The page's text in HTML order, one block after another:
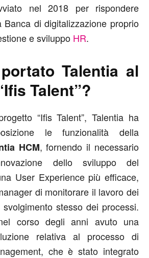
nel 2018 per rispondere
Banca di digitalizzazione proprio
e sviluppo HR.
Talentia al
Talent”?
“Ifis Talent”, Talentia ha
le funzionalità della
HCM, fornendo il necessario
dello sviluppo del
User Experience più efficace,
di monitorare il lavoro dei
stesso dei processi.
corso degli anni avuto una
relativa al processo di
che è stato integrato